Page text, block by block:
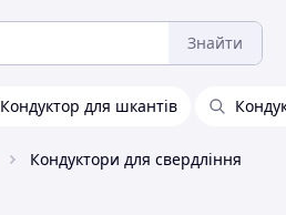
Знайти
Кондуктор для шкантів
Кондуктори для свердління